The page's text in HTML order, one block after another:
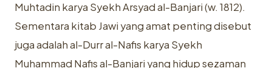
Muhtadin karya Syekh Arsyad al-Banjari (w. 1812).
Sementara kitab Jawi yang amat penting disebut
juga adalah al-Durr al-Nafis karya Syekh
Muhammad Nafis al-Banjari yang hidup sezaman